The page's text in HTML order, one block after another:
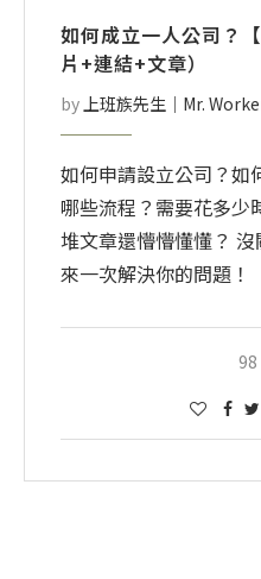
如何成立一人公司？
片+連結+文章）
by 上班族先生│Mr.
如何申請設立公司？如
哪些流程？需要花多少
堆文章還懵懵懂懂？
來一次解決你的問題！
98